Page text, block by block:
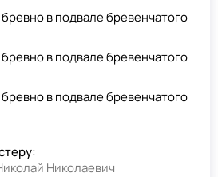
Николаевич